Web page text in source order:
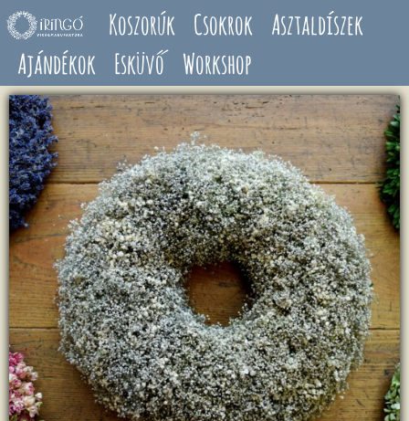
Ugrás a tartalomra Koszorúk Csokrok Asztaldíszek
Ajándékok Esküvő Workshop